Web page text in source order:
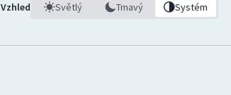
Vzhled Světlý Tmavý Systém